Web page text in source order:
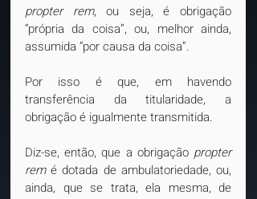
propter rem, ou seja, é obrigação
“própria da coisa”, ou, melhor ainda,
assumida “por causa da coisa”.
Por isso é que, em havendo
transferência da titularidade, a
obrigação é igualmente transmitida.
Diz-se, então, que a obrigação propter
rem é dotada de ambulatoriedade, ou,
ainda, que se trata, ela mesma, de